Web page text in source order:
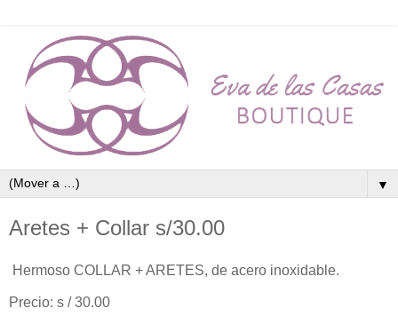
▼
Aretes + Collar s/30.00
Hermoso COLLAR + ARETES, de acero inoxidable.
Precio: s / 30.00